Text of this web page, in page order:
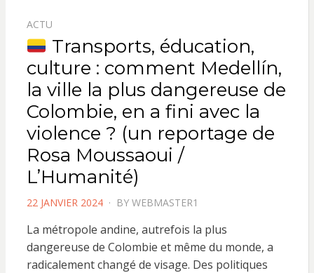
ACTU
Transports, éducation,
culture : comment Medellín,
la ville la plus dangereuse de
Colombie, en a fini avec la
violence ? (un reportage de
Rosa Moussaoui /
L’Humanité)
POSTED
22 JANVIER 2024 BY WEBMASTER1
La métropole andine, autrefois la plus
dangereuse de Colombie et même du monde, a
radicalement changé de visage. Des politiques